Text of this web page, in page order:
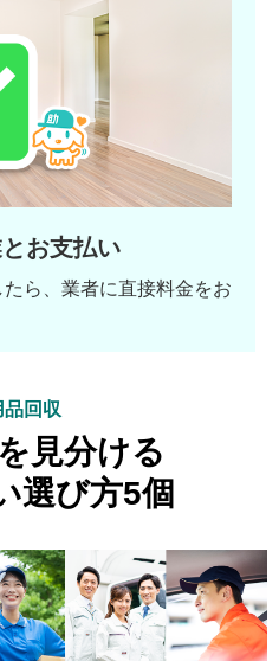
お支払い
ら、業者に直接料金をお
品回収
見分ける
選び方5個